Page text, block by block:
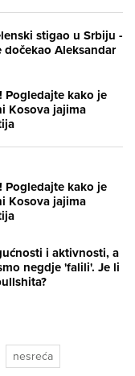
stigao u Srbiju -
Aleksandar
Pogledajte kako je
Kosova jajima
Pogledajte kako je
Kosova jajima
i aktivnosti, a
negdje 'falili'. Je li
nesreća